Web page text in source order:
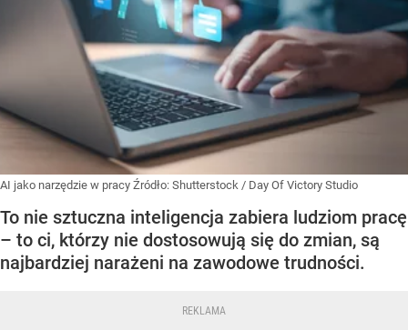
AI jako narzędzie w pracy Źródło: Shutterstock / Day Of Victory Studio
To nie sztuczna inteligencja zabiera ludziom pracę
– to ci, którzy nie dostosowują się do zmian, są
najbardziej narażeni na zawodowe trudności.